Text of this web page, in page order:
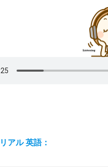
アル 英語：